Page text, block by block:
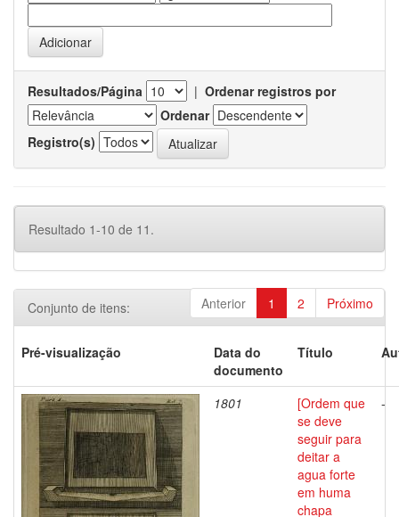
Resultados/Página | Ordenar registros por
Ordenar
Registro(s)
Resultado 1-10 de 11.
Anterior 1 2 Próximo
Conjunto de itens:
Pré-visualização
Data do
documento
Título
1801
[Ordem que
se deve
seguir para
deitar a
agua forte
em huma
chapa
-